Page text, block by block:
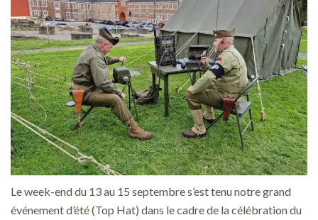
Le week-end du 13 au 15 septembre s’est tenu notre grand
événement d’été (Top Hat) dans le cadre de la célébration du